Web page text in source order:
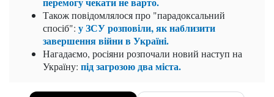
Також повідомлялося про "парадоксальний
спосіб": у ЗСУ розповіли, як наблизити
завершення війни в Україні.
Нагадаємо, росіяни розпочали новий наступ на
Україну: під загрозою два міста.